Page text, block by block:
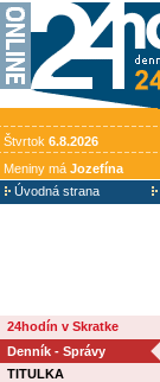
Štvrtok 6.8.2026
Meniny má Jozefína
Úvodná strana
24hodín v Skratke
Denník - Správy
TITULKA